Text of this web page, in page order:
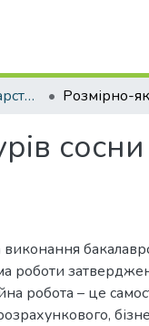
ОПП "Лісове господарство"
роботи
робота – це